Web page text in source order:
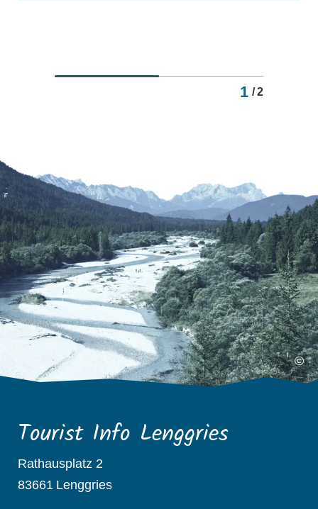
1 /2
©
Tourist Info Lenggries
Rathausplatz 2
83661 Lenggries